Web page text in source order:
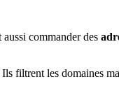
commander des
filtrent les domaines